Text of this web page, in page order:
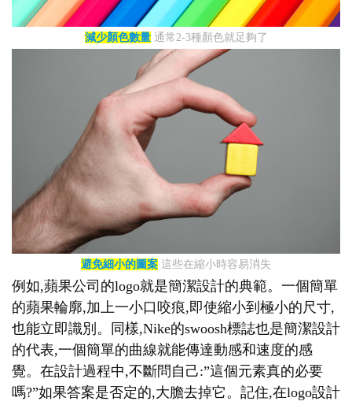
減少顏色數量通常2-3種顏色就足夠了
避免細小的圖案 這些在縮小時容易消失
例如,蘋果公司的logo就是簡潔設計的典範。一個簡單
的蘋果輪廓,加上一小口咬痕,即使縮小到極小的尺寸,
也能立即識別。同樣,Nike的swoosh標誌也是簡潔設計
的代表,一個簡單的曲線就能傳達動感和速度的感
覺。在設計過程中,不斷問自己:”這個元素真的必要
嗎?”如果答案是否定的,大膽去掉它。記住,在logo設計